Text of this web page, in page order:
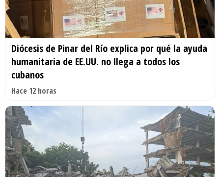
Diócesis de Pinar del Río explica por qué la ayuda
humanitaria de EE.UU. no llega a todos los
cubanos
Hace 12 horas